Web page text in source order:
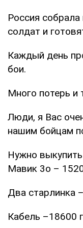
Россия
солдат и
Каждый день
бои.
Много потерь и
Люди, я Вас
нашим бойцам
Нужно
Мавик 3о –
Два старлинка
Кабель –18600